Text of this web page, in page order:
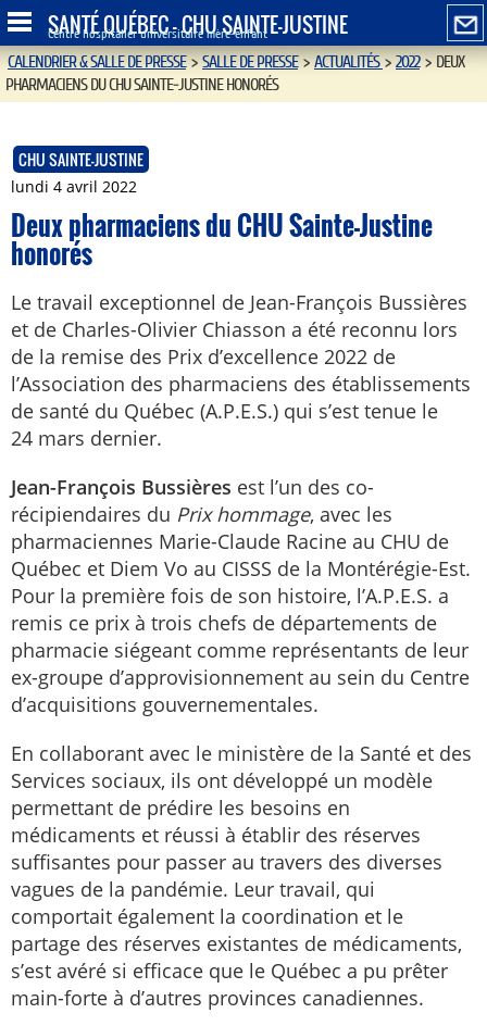
SANTÉ QUÉBEC - CHU SAINTE-JUSTINE
Centre hospitalier universitaire mère-enfant
CALENDRIER & SALLE DE PRESSE>SALLE DE PRESSE>ACTUALITÉS>2022>DEUX
PHARMACIENS DU CHU SAINTE-JUSTINE HONORÉS
CHU SAINTE-JUSTINE
lundi 4 avril 2022
Deux pharmaciens du CHU Sainte-Justine
honorés
Le travail exceptionnel de Jean-François Bussières
et de Charles-Olivier Chiasson a été reconnu lors
de la remise des Prix d’excellence 2022 de
l’Association des pharmaciens des établissements
de santé du Québec (A.P.E.S.) qui s’est tenue le
24 mars dernier.
Jean-François Bussières est l’un des co-
récipiendaires du Prix hommage, avec les
pharmaciennes Marie-Claude Racine au CHU de
Québec et Diem Vo au CISSS de la Montérégie-Est.
Pour la première fois de son histoire, l’A.P.E.S. a
remis ce prix à trois chefs de départements de
pharmacie siégeant comme représentants de leur
ex-groupe d’approvisionnement au sein du Centre
d’acquisitions gouvernementales.
En collaborant avec le ministère de la Santé et des
Services sociaux, ils ont développé un modèle
permettant de prédire les besoins en
médicaments et réussi à établir des réserves
suffisantes pour passer au travers des diverses
vagues de la pandémie. Leur travail, qui
comportait également la coordination et le
partage des réserves existantes de médicaments,
s’est avéré si efficace que le Québec a pu prêter
main-forte à d’autres provinces canadiennes.